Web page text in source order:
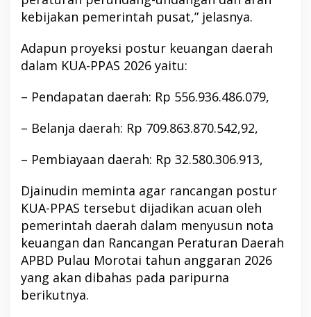
kebijakan pemerintah pusat,” jelasnya.
Adapun proyeksi postur keuangan daerah
dalam KUA-PPAS 2026 yaitu:
– Pendapatan daerah: Rp 556.936.486.079,
– Belanja daerah: Rp 709.863.870.542,92,
– Pembiayaan daerah: Rp 32.580.306.913,
Djainudin meminta agar rancangan postur
KUA-PPAS tersebut dijadikan acuan oleh
pemerintah daerah dalam menyusun nota
keuangan dan Rancangan Peraturan Daerah
APBD Pulau Morotai tahun anggaran 2026
yang akan dibahas pada paripurna
berikutnya.